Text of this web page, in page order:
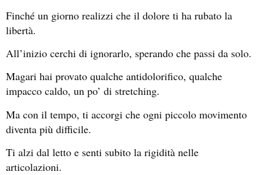
Finché un giorno realizzi che il dolore ti ha rubato la
libertà.
All’inizio cerchi di ignorarlo, sperando che passi da solo.
Magari hai provato qualche antidolorifico, qualche
impacco caldo, un po’ di stretching.
Ma con il tempo, ti accorgi che ogni piccolo movimento
diventa più difficile.
Ti alzi dal letto e senti subito la rigidità nelle
articolazioni.